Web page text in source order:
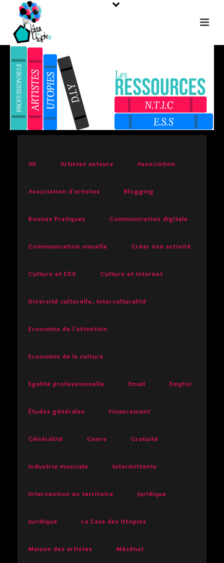
All Artistes auteurs Association
Association d'artistes Blogging
Bonnes Pratiques Communication digitale
Communication visuelle Créer son activité
Culture et ESS Culture et internet
Diversité culturelle, Interculturalité
Economie de l'attention
Economie de la culture
Egalité professionnelle Email Emploi
Études générales Financement
Généralité Genre Gratuité
Industrie musicale Intermittents
Intervention en territoire Juridique
Juridique La Casa des Utopies
Maison des artistes Mécénat